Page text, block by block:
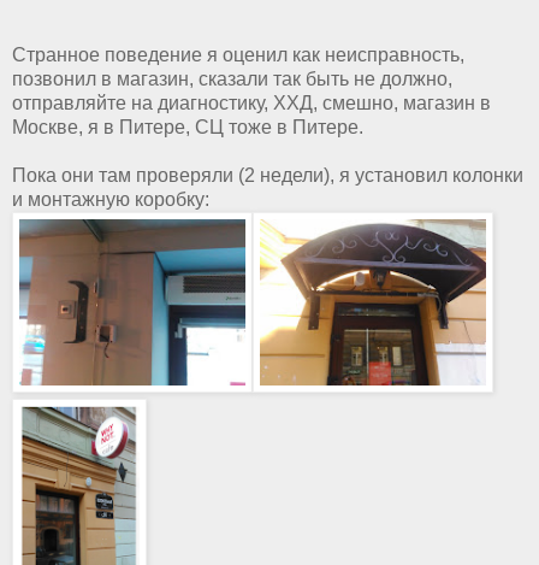
Странное поведение я оценил как неисправность,
позвонил в магазин, сказали так быть не должно,
отправляйте на диагностику, ХХД, смешно, магазин в
Москве, я в Питере, СЦ тоже в Питере.
Пока они там проверяли (2 недели), я установил колонки
и монтажную коробку: